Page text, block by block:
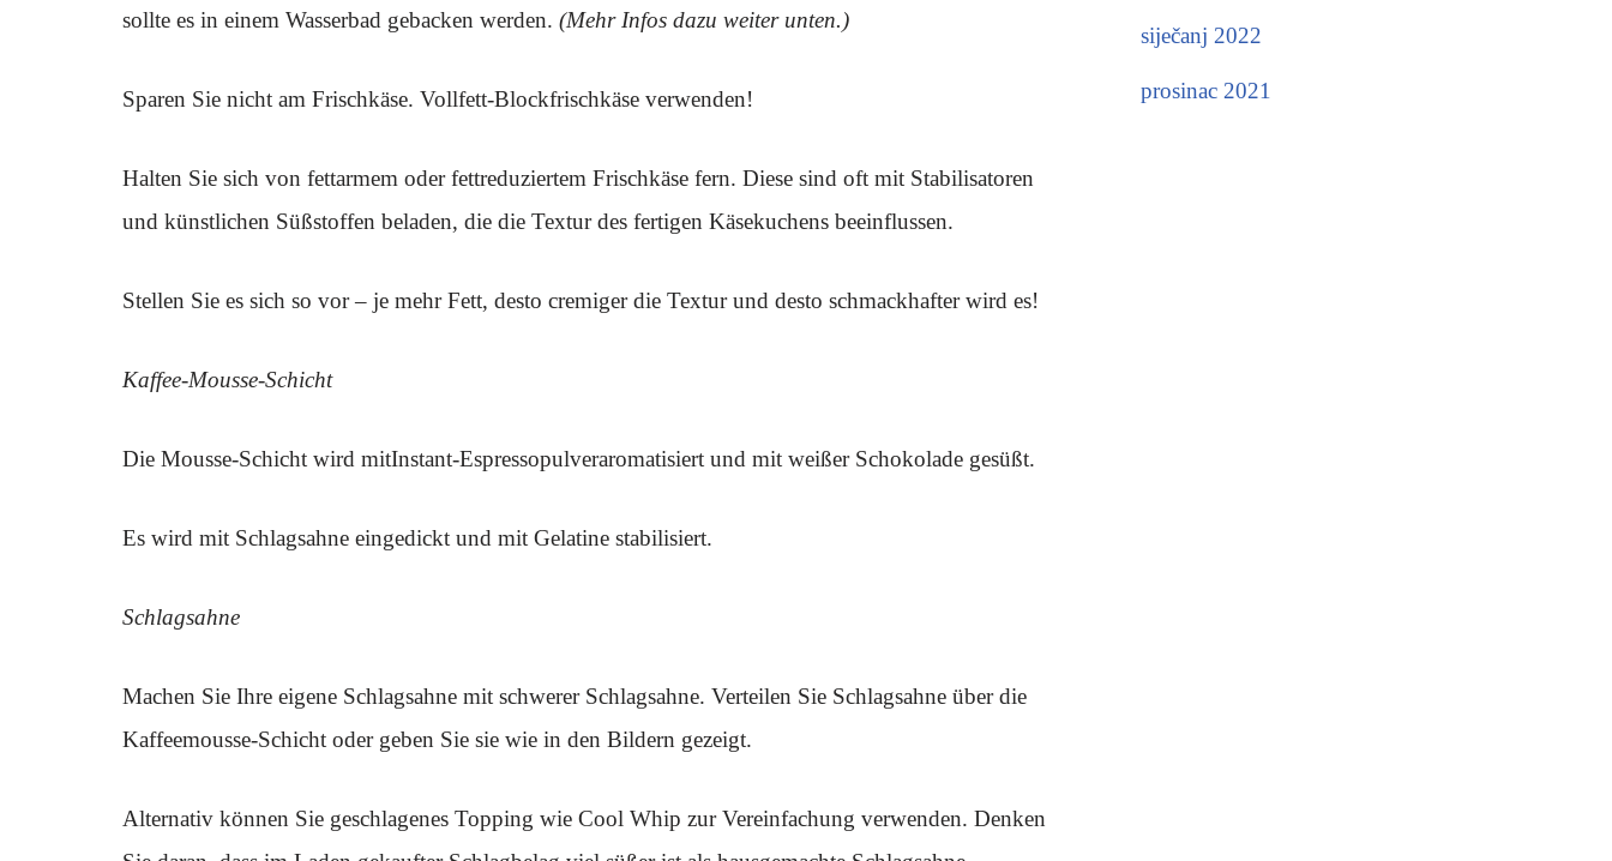
sollte es in einem Wasserbad gebacken werden. (Mehr Infos dazu weiter unten.)
Sparen Sie nicht am Frischkäse. Vollfett-Blockfrischkäse verwenden!
Halten Sie sich von fettarmem oder fettreduziertem Frischkäse fern. Diese sind oft mit Stabilisatoren
und künstlichen Süßstoffen beladen, die die Textur des fertigen Käsekuchens beeinflussen.
Stellen Sie es sich so vor – je mehr Fett, desto cremiger die Textur und desto schmackhafter wird es!
Kaffee-Mousse-Schicht
Die Mousse-Schicht wird mitInstant-Espressopulveraromatisiert und mit weißer Schokolade gesüßt.
Es wird mit Schlagsahne eingedickt und mit Gelatine stabilisiert.
Schlagsahne
Machen Sie Ihre eigene Schlagsahne mit schwerer Schlagsahne. Verteilen Sie Schlagsahne über die
Kaffeemousse-Schicht oder geben Sie sie wie in den Bildern gezeigt.
Alternativ können Sie geschlagenes Topping wie Cool Whip zur Vereinfachung verwenden. Denken
siječanj 2022
prosinac 2021